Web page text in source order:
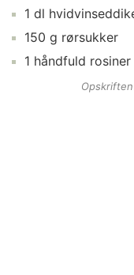
1 dl
150 g rørsukker
1 håndfuld rosiner